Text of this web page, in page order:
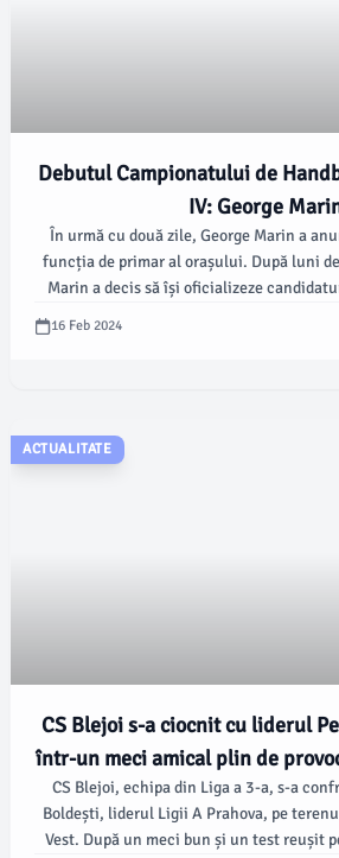
Debutul Campionatului de
IV: George
În urmă cu două zile, George Marin a
funcția de primar al orașului. După luni
Marin a decis să își oficializeze
16 Feb 2024
ACTUALITATE
CS Blejoi s-a ciocnit cu liderul
într-un meci amical plin de
CS Blejoi, echipa din Liga a 3-a, s-a
Boldești, liderul Ligii A Prahova, pe
Vest. După un meci bun și un test reușit